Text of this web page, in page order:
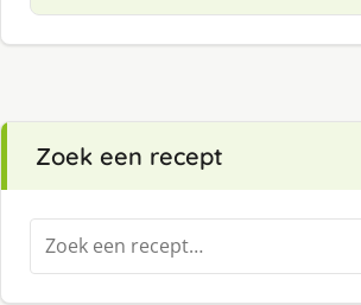
Zoek een recept
Zoeken
naar: